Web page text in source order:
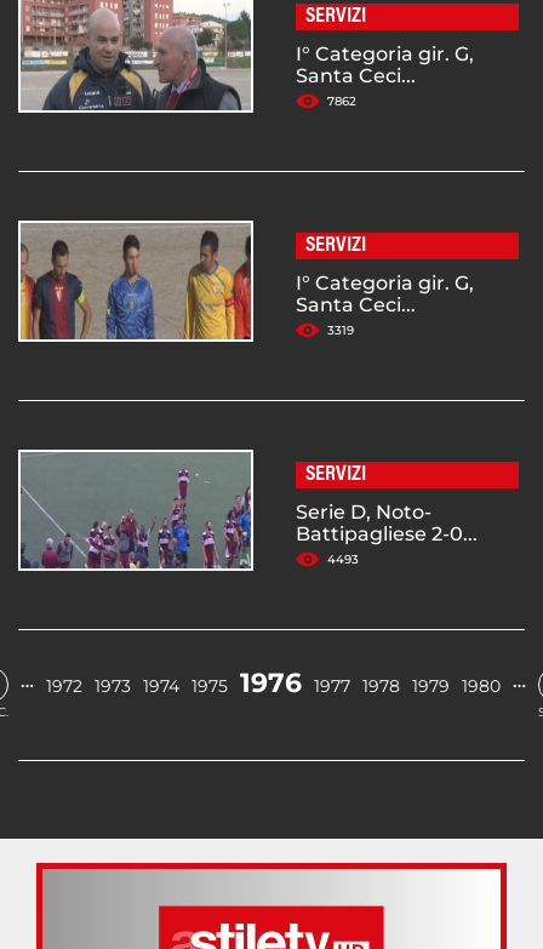
SERVIZI
I° Categoria gir. G,
Santa Ceci...
7862
SERVIZI
I° Categoria gir. G,
Santa Ceci...
3319
SERVIZI
Serie D, Noto-
Battipagliese 2-0...
4493
… 1972 1973 1974 1975 1976 1977 1978 1979 1980 …